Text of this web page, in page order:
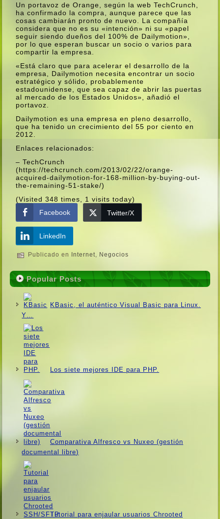
Un portavoz de Orange, según la web TechCrunch,
ha confirmado la compra, aunque parece que las
cosas cambiarán pronto de nuevo. La compañí­a
considera que no es su «intención» ni su «papel
seguir siendo dueños del 100% de Dailymotion»,
por lo que esperan buscar un socio o varios para
compartir la empresa.
«Está claro que para acelerar el desarrollo de la
empresa, Dailymotion necesita encontrar un socio
estratégico y sólido, probablemente
estadounidense, que sea capaz de abrir las puertas
al mercado de los Estados Unidos», añadió el
portavoz.
Dailymotion es una empresa en pleno desarrollo,
que ha tenido un crecimiento del 55 por ciento en
2012.
Enlaces relacionados:
– TechCrunch
(https://techcrunch.com/2013/02/22/orange-
acquired-dailymotion-for-168-million-by-buying-out-
the-remaining-51-stake/)
(Visited 348 times, 1 visits today)
Facebook
Twitter/X
LinkedIn
Publicado en Internet, Negocios
Popular Posts
KBasic, el auténtico Visual Basic para Linux.
Y…
Los siete mejores IDE para PHP.
Comparativa Alfresco vs Nuxeo (gestión
documental libre)
Tutorial para enjaular usuarios Chrooted